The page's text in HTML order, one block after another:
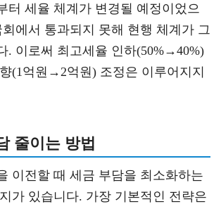
터 세율 체계가 변경될 예정이었으
에서 통과되지 못해 현행 체계가 그
. 이로써 최고세율 인하(50%→40%)
(1억원→2억원) 조정은 이루어지지
줄이는 방법
이전할 때 세금 부담을 최소화하는
가 있습니다. 가장 기본적인 전략은